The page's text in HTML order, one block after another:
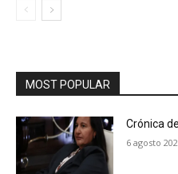
MOST POPULAR
Crónica
6 agosto